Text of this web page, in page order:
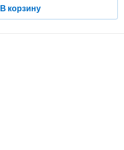
В корзину